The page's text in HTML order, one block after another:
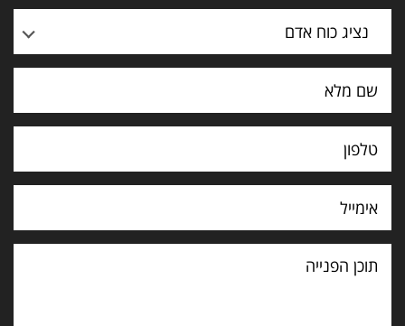
נציג כוח אדם
תוכן
הפנייה